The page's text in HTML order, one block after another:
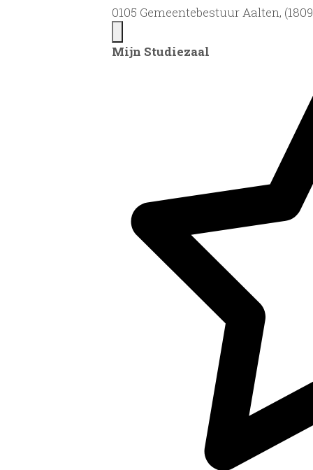
0105 Gemeentebestuur Aalten,
Mijn Studiezaal